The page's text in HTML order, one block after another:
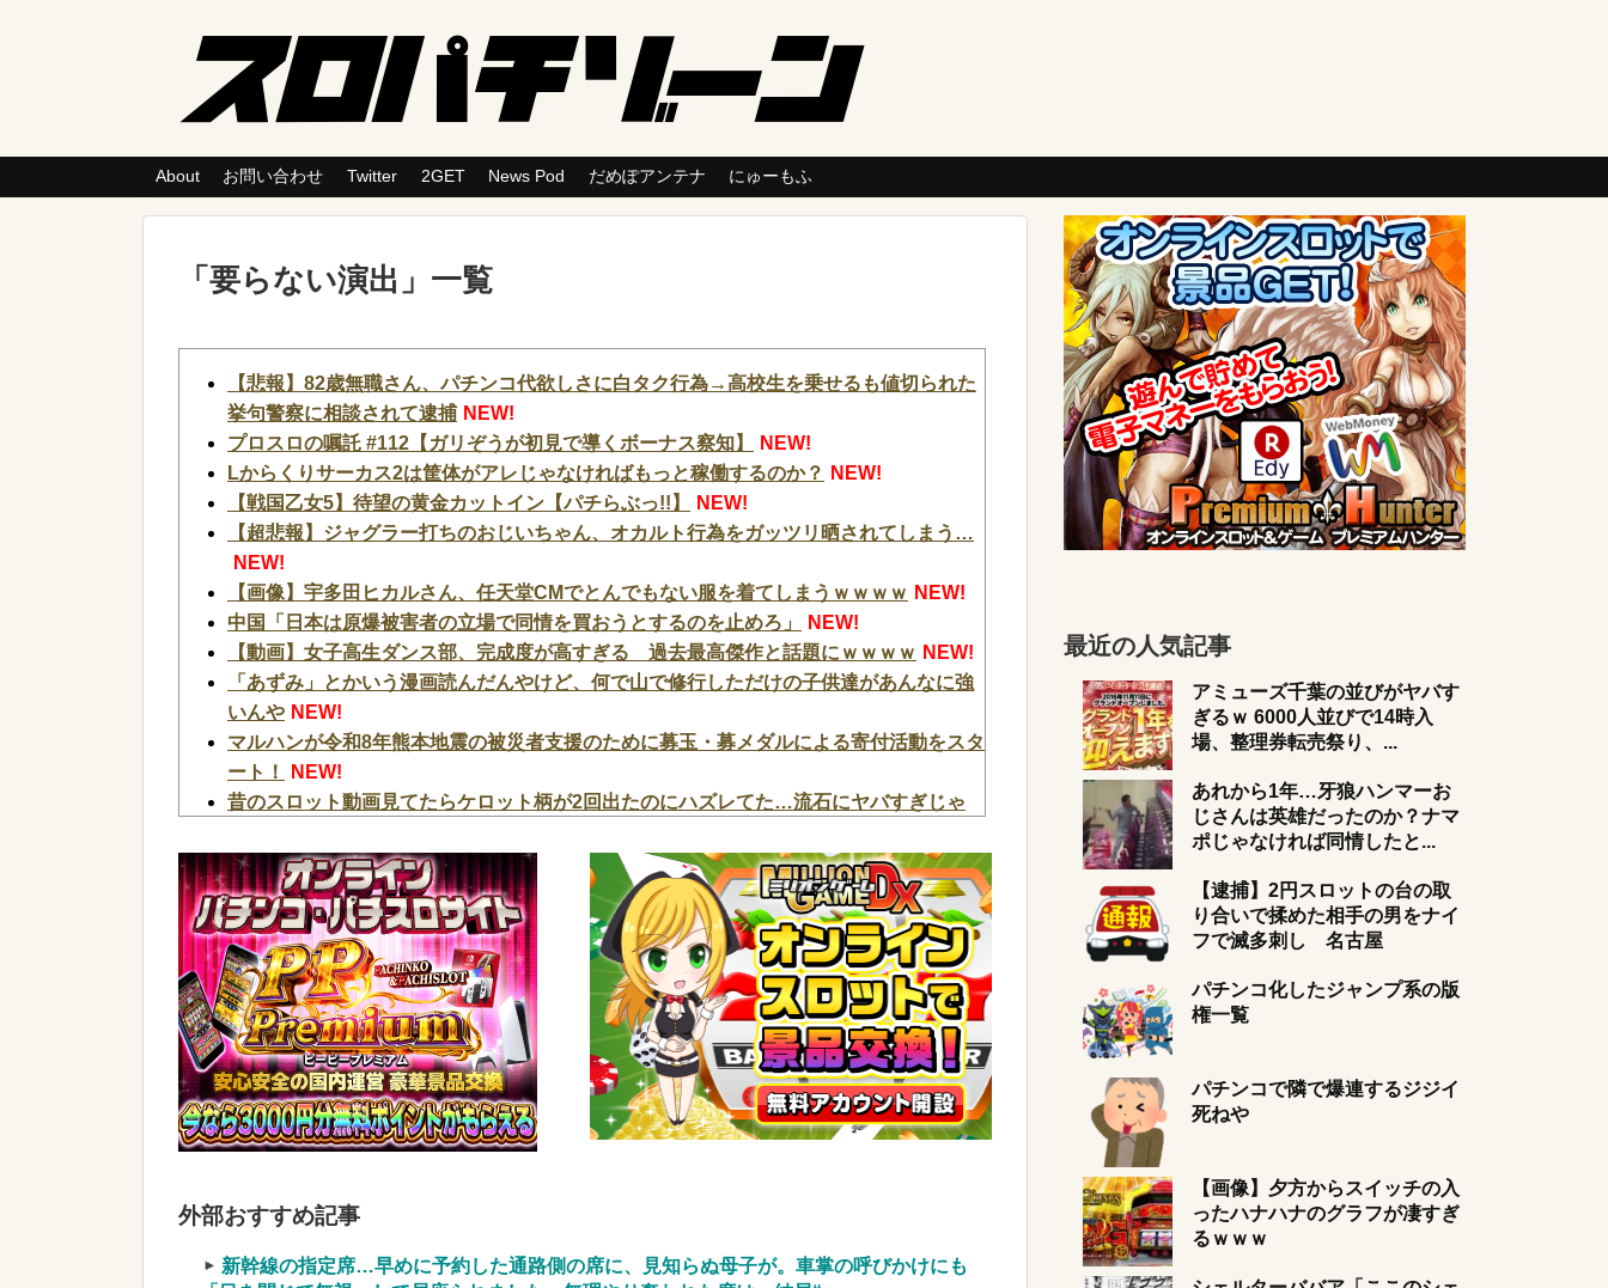
About お問い合わせ Twitter 2GET News Pod だめぽアンテナ にゅーもふ
「 要らない演出 」 一覧
【悲報】82歳無職さん、パチンコ代欲しさに白タク行為→高校生を乗せるも値切られた
挙句警察に相談されて逮捕 NEW!
プロスロの嘱託 #112【ガリぞうが初見で導くボーナス察知】
NEW!
Lからくりサーカス2は筐体がアレじゃなければもっと稼働するのか？
NEW!
【戦国乙女5】待望の黄金カットイン【パチらぶっ!!】
NEW!
【超悲報】ジャグラー打ちのおじいちゃん、オカルト行為をガッツリ晒されてしまう…
NEW!
【画像】宇多田ヒカルさん、任天堂CMでとんでもない服を着てしまうｗｗｗｗ NEW!
中国「日本は原爆被害者の立場で同情を買おうとするのを止めろ」
NEW!
【動画】女子高生ダンス部、完成度が高すぎる 過去最高傑作と話題にｗｗｗｗ NEW!
「あずみ」とかいう漫画読んだんやけど、何で山で修行しただけの子供達があんなに強
いんや NEW!
マルハンが令和8年熊本地震の被災者支援のために募玉・募メダルによる寄付活動をスタ
ート！
NEW!
昔のスロット動画見てたらケロット柄が2回出たのにハズレてた…流石にヤバすぎじゃ
【超悲報】ジャグラー打ちのおじいちゃん、オカルト行為をガッツリ晒されてしまう…
NEW!
デカヘソ喰種でLT入ると周りからの「駆け抜けろ！」思念が凄まじいんだが NEW!
【衝撃】広末涼子さんが地上波にスピード復帰できる理由←コレ、誰にも分からない模
様w w w w w w w w NEW!
【画像】日本のセクシー過ぎる女性犯罪者一覧が冗談抜きにレベル高過ぎる件w w w w
w w w w w NEW!
【衝撃】クロちゃん、とち狂ったツイートをする←コレ言うほどおかしい
か？？？？？？ NEW!
【緊急】今の若者に急増している『コレ』依存、めちゃくちゃ深刻な模様w w w w w w
車上のテントでキャンプ 民泊施設が車のレンタル 五所川原 青森
【競馬・難解】6/30(水)第44回帝王賞(JpnI) Part6 みんなの予想
名機が生まれなかった悲しい枠
外部おすすめ記事
新幹線の指定席…早めに予約した通路側の席に、見知らぬ母子が。車掌の呼びかけにも
最近の人気記事
アミューズ千葉の並びがヤバす
ぎるｗ 6000人並びで14時入
場、整理券転売祭り、...
あれから1年…牙狼ハンマーお
じさんは英雄だったのか？ナマ
ポじゃなければ同情したと...
【逮捕】2円スロットの台の取
り合いで揉めた相手の男をナイ
フで滅多刺し 名古屋
パチンコ化したジャンプ系の版
権一覧
パチンコで隣で爆連するジジイ
死ねや
【画像】夕方からスイッチの入
ったハナハナのグラフが凄すぎ
るｗｗｗ